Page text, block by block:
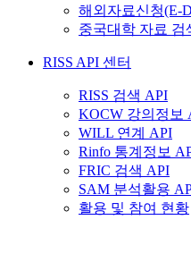
해외자료신청(E-
중국대학 자료 검
RISS API 센터
RISS 검색 API
KOCW 강의정보
WILL 연계 API
Rinfo 통계정보
FRIC 검색 API
SAM 분석활용
활용 및 참여 현황